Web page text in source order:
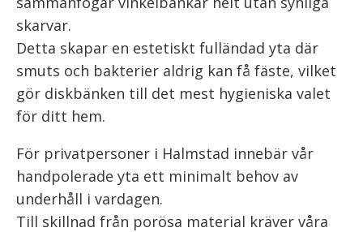
skarvar.
Detta skapar en estetiskt fulländad yta där
smuts och bakterier aldrig kan få fäste, vilket
gör diskbänken till det mest hygieniska valet
för ditt hem.
För privatpersoner i Halmstad innebär vår
handpolerade yta ett minimalt behov av
underhåll i vardagen.
Till skillnad från porösa material kräver våra